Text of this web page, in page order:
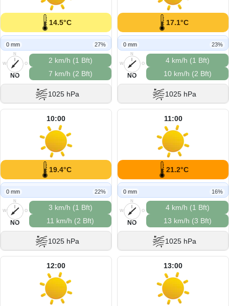
14.5°C
0 mm 27%
N
O
S
W
NO
2 km/h (1 Bft)
7 km/h (2 Bft)
1025 hPa
17.1°C
0 mm 23%
N
O
S
W
NO
4 km/h (1 Bft)
10 km/h (2 Bft)
1025 hPa
10:00
19.4°C
0 mm 22%
N
O
S
W
NO
3 km/h (1 Bft)
11 km/h (2 Bft)
1025 hPa
11:00
21.2°C
0 mm 16%
N
O
S
W
NO
4 km/h (1 Bft)
13 km/h (3 Bft)
1025 hPa
12:00 13:00